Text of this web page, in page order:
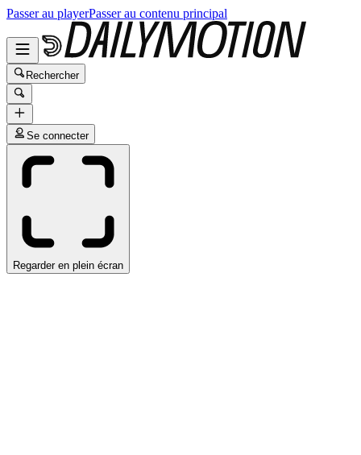
Passer au playerPasser au contenu principal
Rechercher
Se connecter
Regarder en plein écran